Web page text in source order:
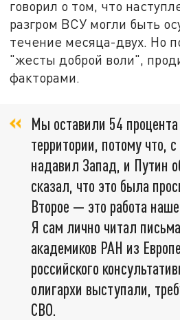
говорил о том, что
разгром ВСУ могли быть
течение месяца-двух. Но
"жесты доброй воли",
факторами.
Мы оставили 54
территории, потому что,
надавил Запад, и Путин
сказал, что это была
Второе — это работа
Я сам лично читал
академиков РАН из
российского
олигархи выступали,
СВО.